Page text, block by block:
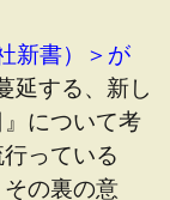
新書）＞が
延する、新し
について考
っている
その裏の意